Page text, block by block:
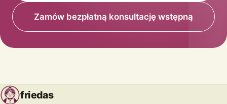
Zamów bezpłatną konsultację wstępną
friedas